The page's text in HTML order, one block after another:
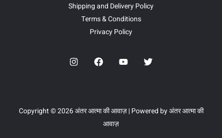
Shipping and Delivery Policy
Terms & Conditions
Privacy Policy
Copyright © 2026 अंतर आत्मा की आवाज़ | Powered by अंतर आत्मा की
आवाज़